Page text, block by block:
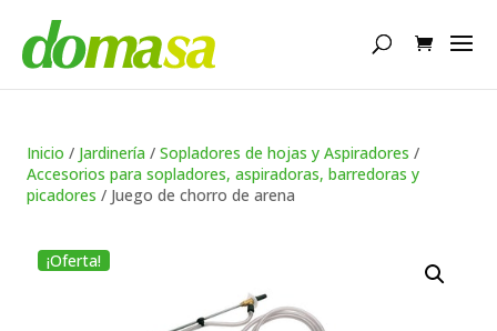
productos
Inicio / Jardinería / Sopladores de hojas y Aspiradores /
Accesorios para sopladores, aspiradoras, barredoras y
picadores / Juego de chorro de arena
¡Oferta!